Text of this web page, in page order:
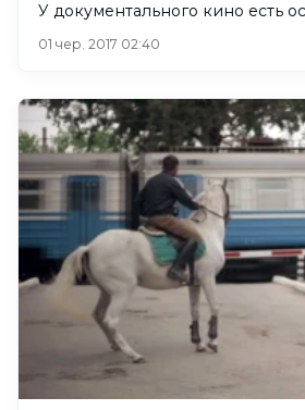
У документального кино есть
01 чер. 2017 02:40